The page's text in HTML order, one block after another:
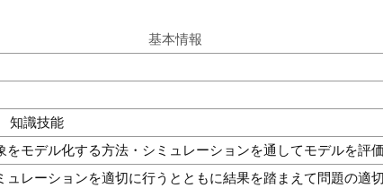
基本情報
知識技能
をモデル化する方法・シミュレーションを通してモデルを評
ュレーションを適切に行うとともに結果を踏まえて問題の適